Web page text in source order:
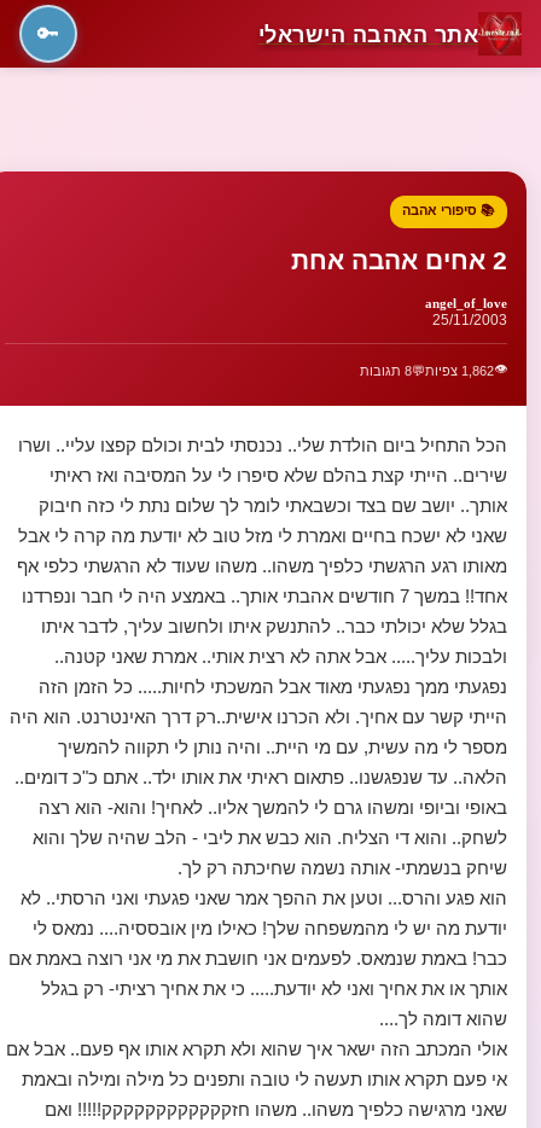
אתר האהבה הישראלי 🔑
📚 סיפורי אהבה
2 אחים אהבה אחת
angel_of_love
25/11/2003
👁️1,862 צפיות 💬8 תגובות
הכל התחיל ביום הולדת שלי.. נכנסתי לבית וכולם קפצו עליי.. ושרו
שירים.. הייתי קצת בהלם שלא סיפרו לי על המסיבה ואז ראיתי
אותך.. יושב שם בצד וכשבאתי לומר לך שלום נתת לי כזה חיבוק
שאני לא ישכח בחיים ואמרת לי מזל טוב לא יודעת מה קרה לי אבל
מאותו רגע הרגשתי כלפיך משהו.. משהו שעוד לא הרגשתי כלפי אף
אחד!! במשך 7 חודשים אהבתי אותך.. באמצע היה לי חבר ונפרדנו
בגלל שלא יכולתי כבר.. להתנשק איתו ולחשוב עליך, לדבר איתו
ולבכות עליך..... אבל אתה לא רצית אותי.. אמרת שאני קטנה..
נפגעתי ממך נפגעתי מאוד אבל המשכתי לחיות..... כל הזמן הזה
הייתי קשר עם אחיך. ולא הכרנו אישית..רק דרך האינטרנט. הוא היה
מספר לי מה עשית, עם מי היית.. והיה נותן לי תקווה להמשיך
הלאה.. עד שנפגשנו.. פתאום ראיתי את אותו ילד.. אתם כ"כ דומים..
באופי וביופי ומשהו גרם לי להמשך אליו.. לאחיך! והוא- הוא רצה
לשחק.. והוא די הצליח. הוא כבש את ליבי - הלב שהיה שלך והוא
שיחק בנשמתי- אותה נשמה שחיכתה רק לך.
הוא פגע והרס... וטען את ההפך אמר שאני פגעתי ואני הרסתי.. לא
יודעת מה יש לי מהמשפחה שלך! כאילו מין אובססיה.... נמאס לי
כבר! באמת שנמאס. לפעמים אני חושבת את מי אני רוצה באמת אם
אותך או את אחיך ואני לא יודעת..... כי את אחיך רציתי- רק בגלל
שהוא דומה לך....
אולי המכתב הזה ישאר איך שהוא ולא תקרא אותו אף פעם.. אבל אם
אי פעם תקרא אותו תעשה לי טובה ותפנים כל מילה ומילה ובאמת
שאני מרגישה כלפיך משהו.. משהו חזקקקקקקקקקקקק!!!!! ואם